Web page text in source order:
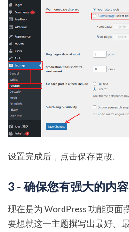
设置完成后，点击保存更改。
3 - 确保您有强大的内
现在是为 WordPress 功能页面
要想就这一主题撰写出最好、